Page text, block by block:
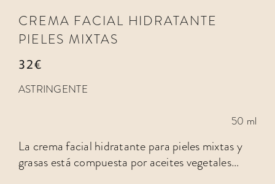
CREMA FACIAL HIDRATANTE
PIELES MIXTAS
32€
ASTRINGENTE
50 ml
La crema facial hidratante para pieles mixtas y
grasas está compuesta por aceites vegetales